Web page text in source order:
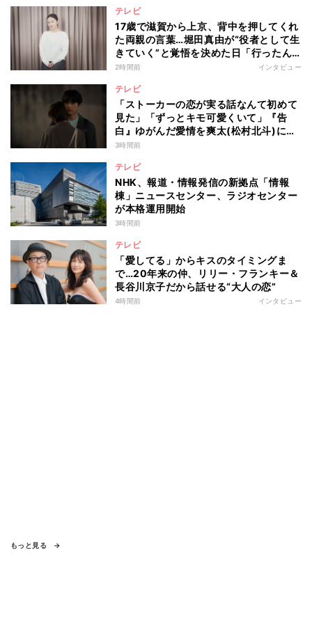
テレビ
17歳で滋賀から上京、背中を押してくれ
た両親の言葉…堀田真由が“役者として生
きていく”と覚悟を決めた日「行ったん
やったら、もう帰られへんな」
2時間前 インタビュー
テレビ
「ストーカーの恋が実る話なんて初めて
見た」「ずっとキモ可愛くいて」『告
白』ゆがんだ愛情を爽太(松村北斗)に向
ける視聴者の声
3時間前
テレビ
NHK、報道・情報発信の新拠点「情報
棟」ニュースセンター、ラジオセンター
が本格運用開始
3時間前
テレビ
「愛してる」からキスのタイミングま
で…20年来の仲、リリー・フランキー＆
長谷川京子だから話せる“大人の恋”
4時間前 インタビュー
もっと見る